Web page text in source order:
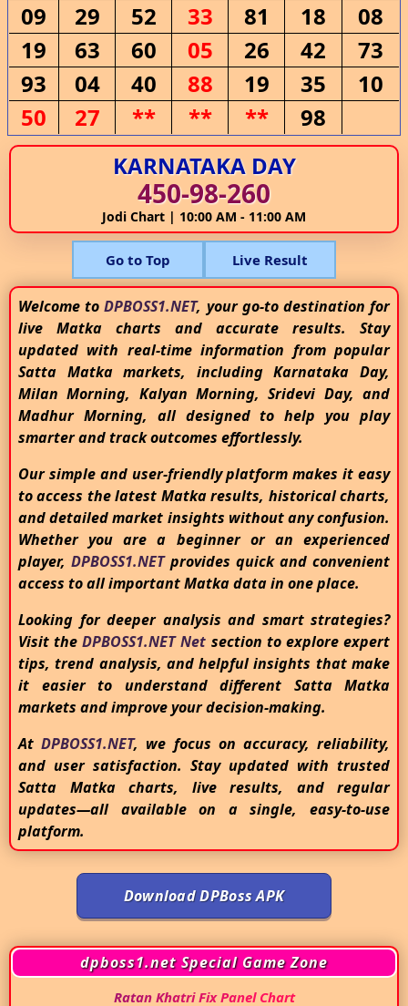
09
29 52 33 81 18
08
19
63 60 05 26 42
73
93
04 40 88 19 35
10
50
27 ** ** **
98
KARNATAKA DAY
450-98-260
Jodi Chart | 10:00 AM - 11:00 AM
Go to Top Live Result
Welcome toDPBOSS1.NET, your go-to destination for
live Matka charts and accurate results. Stay
updated with real-time information from popular
Satta Matka markets, including Karnataka Day,
Milan Morning, Kalyan Morning, Sridevi Day, and
Madhur Morning, all designed to help you play
smarter and track outcomes effortlessly.
Our simple and user-friendly platform makes it easy
to access the latest Matka results, historical charts,
and detailed market insights without any confusion.
Whether you are a beginner or an experienced
player, DPBOSS1.NETprovides quick and convenient
access to all important Matka data in one place.
Looking for deeper analysis and smart strategies?
Visit theDPBOSS1.NET Net section to explore expert
tips, trend analysis, and helpful insights that make
it easier to understand different Satta Matka
markets and improve your decision-making.
AtDPBOSS1.NET, we focus on accuracy, reliability,
and user satisfaction. Stay updated with trusted
Satta Matka charts, live results, and regular
updates—all available on a single, easy-to-use
platform.
Download DPBoss APK
dpboss1.net Special Game Zone
Ratan Khatri Fix Panel Chart